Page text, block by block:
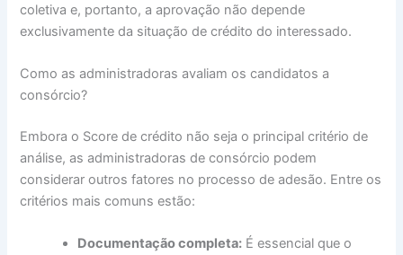
coletiva e, portanto, a aprovação não depende
exclusivamente da situação de crédito do interessado.
Como as administradoras avaliam os candidatos a
consórcio?
Embora o Score de crédito não seja o principal critério de
análise, as administradoras de consórcio podem
considerar outros fatores no processo de adesão. Entre os
critérios mais comuns estão:
Documentação completa: É essencial que o